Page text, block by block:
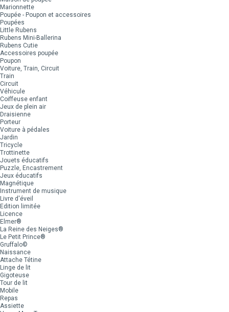
Marionnette
Poupée - Poupon et accessoires
Poupées
Little Rubens
Rubens Mini-Ballerina
Rubens Cutie
Accessoires poupée
Poupon
Voiture, Train, Circuit
Train
Circuit
Véhicule
Coiffeuse enfant
Jeux de plein air
Draisienne
Porteur
Voiture à pédales
Jardin
Tricycle
Trottinette
Jouets éducatifs
Puzzle, Encastrement
Jeux éducatifs
Magnétique
Instrument de musique
Livre d'éveil
Edition limitée
Licence
Elmer®
La Reine des Neiges®
Le Petit Prince®
Gruffalo©
Naissance
Attache Tétine
Linge de lit
Gigoteuse
Tour de lit
Mobile
Repas
Assiette